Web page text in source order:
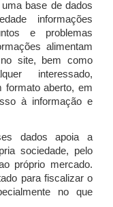
base de dados
informações
e problemas
alimentam
site, bem como
interessado,
formato aberto, em
à informação e
dados apoia a
sociedade, pelo
próprio mercado.
para fiscalizar o
no que